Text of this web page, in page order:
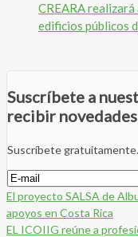
CREARA
edificios públicos
Suscríbete a
recibir novedades
Suscríbete gratuitamente.
El proyecto SALSA de
apoyos en Costa Rica
EL ICOIIG reúne a